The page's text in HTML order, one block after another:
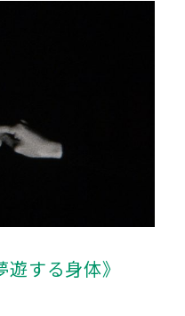
する身体》